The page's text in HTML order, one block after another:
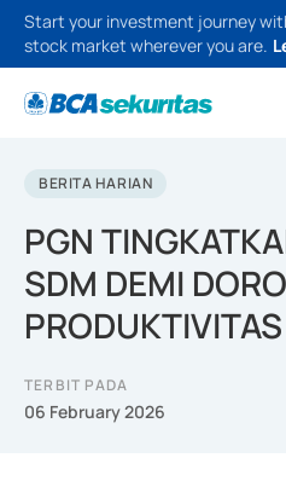
Start your investment journey
stock market wherever you are.
BERITA HARIAN
PGN
SDM DEMI
PRODUKTIVITAS
TERBIT PADA
06 February 2026